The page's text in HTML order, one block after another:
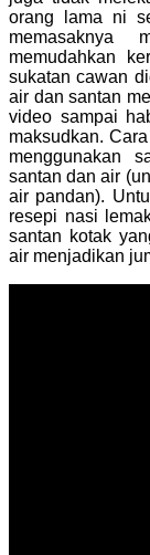
orang lama ni
memasaknya
memudahkan
sukatan cawan
air dan santan
video sampai
maksudkan.
menggunakan
santan dan air
air pandan).
resepi nasi
santan kotak
air menjadikan